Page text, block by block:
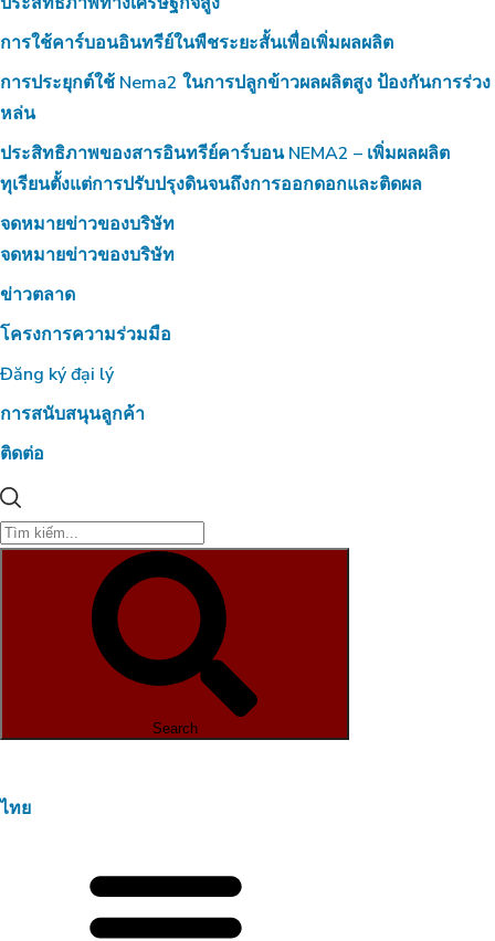
การใช้คาร์บอนอินทรีย์ในพืชระยะสั้นเพื่อเพิ่มผลผลิต
การประยุกต์ใช้ Nema2 ในการปลูกข้าวผลผลิตสูง ป้องกันการร่วง
หล่น
ประสิทธิภาพของสารอินทรีย์คาร์บอน NEMA2 – เพิ่มผลผลิต
ทุเรียนตั้งแต่การปรับปรุงดินจนถึงการออกดอกและติดผล
จดหมายข่าวของบริษัท
จดหมายข่าวของบริษัท
ข่าวตลาด
โครงการความร่วมมือ
Đăng ký đại lý
การสนับสนุนลูกค้า
ติดต่อ
Search
ไทย